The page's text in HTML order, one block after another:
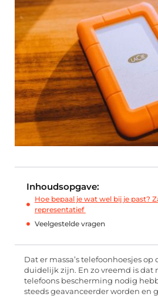
Inhoudsopgave:
Hoe bepaal je wat wel bij je past?
representatief
Veelgestelde vragen
Dat er massa’s telefoonhoesjes
duidelijk zijn. En zo vreemd is dat
telefoons bescherming nodig
steeds geavanceerder worden en